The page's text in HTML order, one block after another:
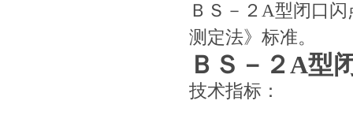
ＢＳ－２A型闭口
测定法》标准。
ＢＳ－２A型
技术指标：